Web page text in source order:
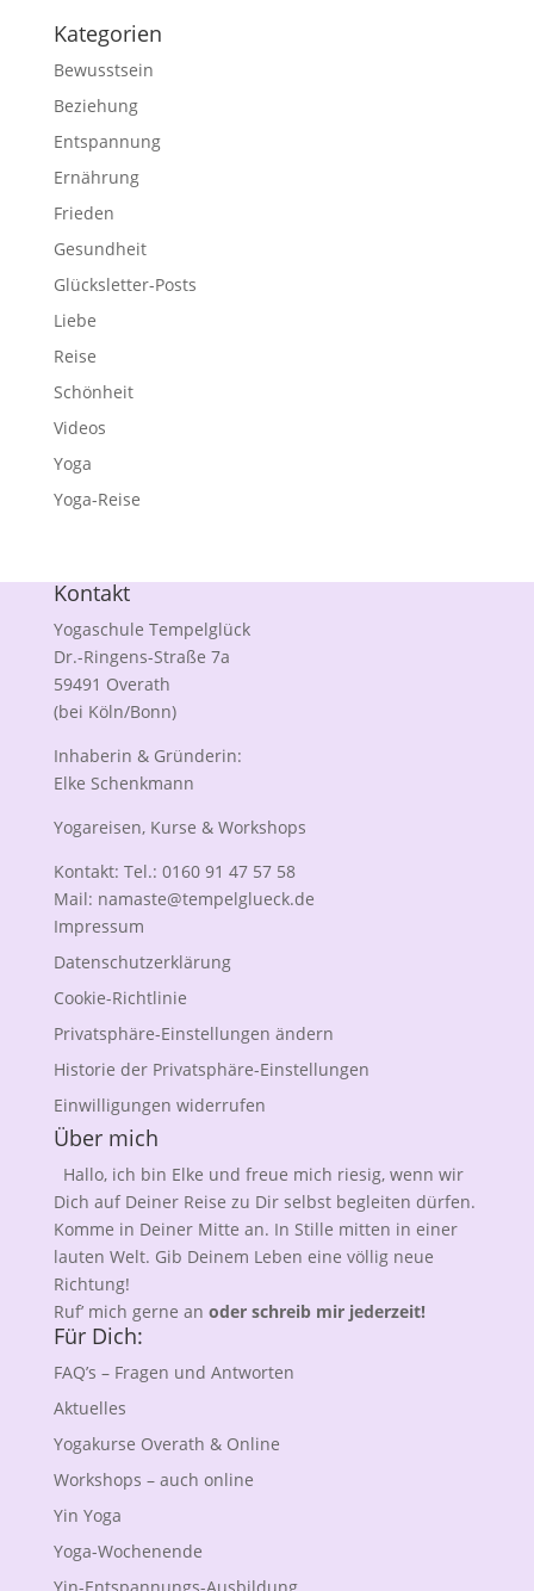
Kategorien
Bewusstsein
Beziehung
Entspannung
Ernährung
Frieden
Gesundheit
Glücksletter-Posts
Liebe
Reise
Schönheit
Videos
Yoga
Yoga-Reise
Kontakt
Yogaschule Tempelglück
Dr.-Ringens-Straße 7a
59491 Overath
(bei Köln/Bonn)
Inhaberin & Gründerin:
Elke Schenkmann
Yogareisen, Kurse & Workshops
Kontakt: Tel.: 0160 91 47 57 58
Mail: namaste@tempelglueck.de
Impressum
Datenschutzerklärung
Cookie-Richtlinie
Privatsphäre-Einstellungen ändern
Historie der Privatsphäre-Einstellungen
Einwilligungen widerrufen
Über mich
Hallo, ich bin Elke und freue mich riesig, wenn wir
Dich auf Deiner Reise zu Dir selbst begleiten dürfen.
Komme in Deiner Mitte an. In Stille mitten in einer
lauten Welt. Gib Deinem Leben eine völlig neue
Richtung!
Ruf’ mich gerne an oder schreib mir jederzeit!
Für Dich:
FAQ’s – Fragen und Antworten
Aktuelles
Yogakurse Overath & Online
Workshops – auch online
Yin Yoga
Yoga-Wochenende